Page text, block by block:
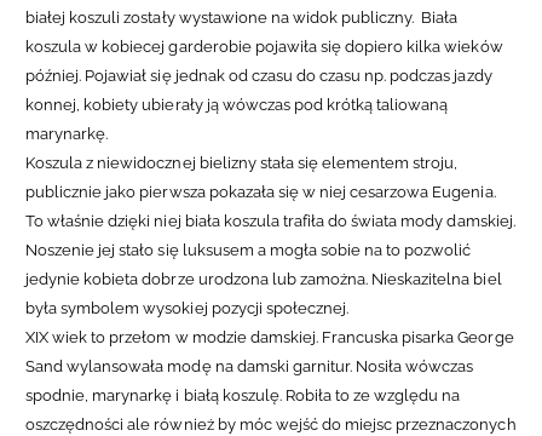
białej koszuli zostały wystawione na widok publiczny. Biała
koszula w kobiecej garderobie pojawiła się dopiero kilka wieków
później. Pojawiał się jednak od czasu do czasu np. podczas jazdy
konnej, kobiety ubierały ją wówczas pod krótką taliowaną
marynarkę.
Koszula z niewidocznej bielizny stała się elementem stroju,
publicznie jako pierwsza pokazała się w niej cesarzowa Eugenia.
To właśnie dzięki niej biała koszula trafiła do świata mody damskiej.
Noszenie jej stało się luksusem a mogła sobie na to pozwolić
jedynie kobieta dobrze urodzona lub zamożna. Nieskazitelna biel
była symbolem wysokiej pozycji społecznej.
XIX wiek to przełom w modzie damskiej. Francuska pisarka George
Sand wylansowała modę na damski garnitur. Nosiła wówczas
spodnie, marynarkę i białą koszulę. Robiła to ze względu na
oszczędności ale również by móc wejść do miejsc przeznaczonych